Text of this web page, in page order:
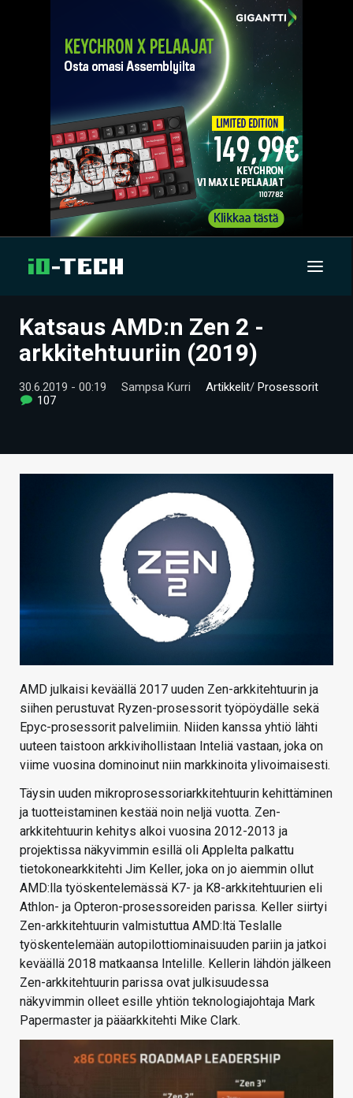
UUTISET
VIDEOT
TIETOA
Katsaus AMD:n Zen 2 -
arkkitehtuuriin (2019)
30.6.2019 - 00:19 Sampsa Kurri Artikkelit/ Prosessorit
107
AMD julkaisi keväällä 2017 uuden Zen-arkkitehtuurin ja
siihen perustuvat Ryzen-prosessorit työpöydälle sekä
Epyc-prosessorit palvelimiin. Niiden kanssa yhtiö lähti
uuteen taistoon arkkivihollistaan Inteliä vastaan, joka on
viime vuosina dominoinut niin markkinoita ylivoimaisesti.
Täysin uuden mikroprosessoriarkkitehtuurin kehittäminen
ja tuotteistaminen kestää noin neljä vuotta. Zen-
arkkitehtuurin kehitys alkoi vuosina 2012-2013 ja
projektissa näkyvimmin esillä oli Applelta palkattu
tietokonearkkitehti Jim Keller, joka on jo aiemmin ollut
AMD:lla työskentelemässä K7- ja K8-arkkitehtuurien eli
Athlon- ja Opteron-prosessoreiden parissa. Keller siirtyi
Zen-arkkitehtuurin valmistuttua AMD:ltä Teslalle
työskentelemään autopilottiominaisuuden pariin ja jatkoi
keväällä 2018 matkaansa Intelille. Kellerin lähdön jälkeen
Zen-arkkitehtuurin parissa ovat julkisuudessa
näkyvimmin olleet esille yhtiön teknologiajohtaja Mark
Papermaster ja pääarkkitehti Mike Clark.